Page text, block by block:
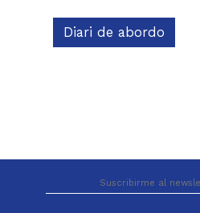
Diari de abordo